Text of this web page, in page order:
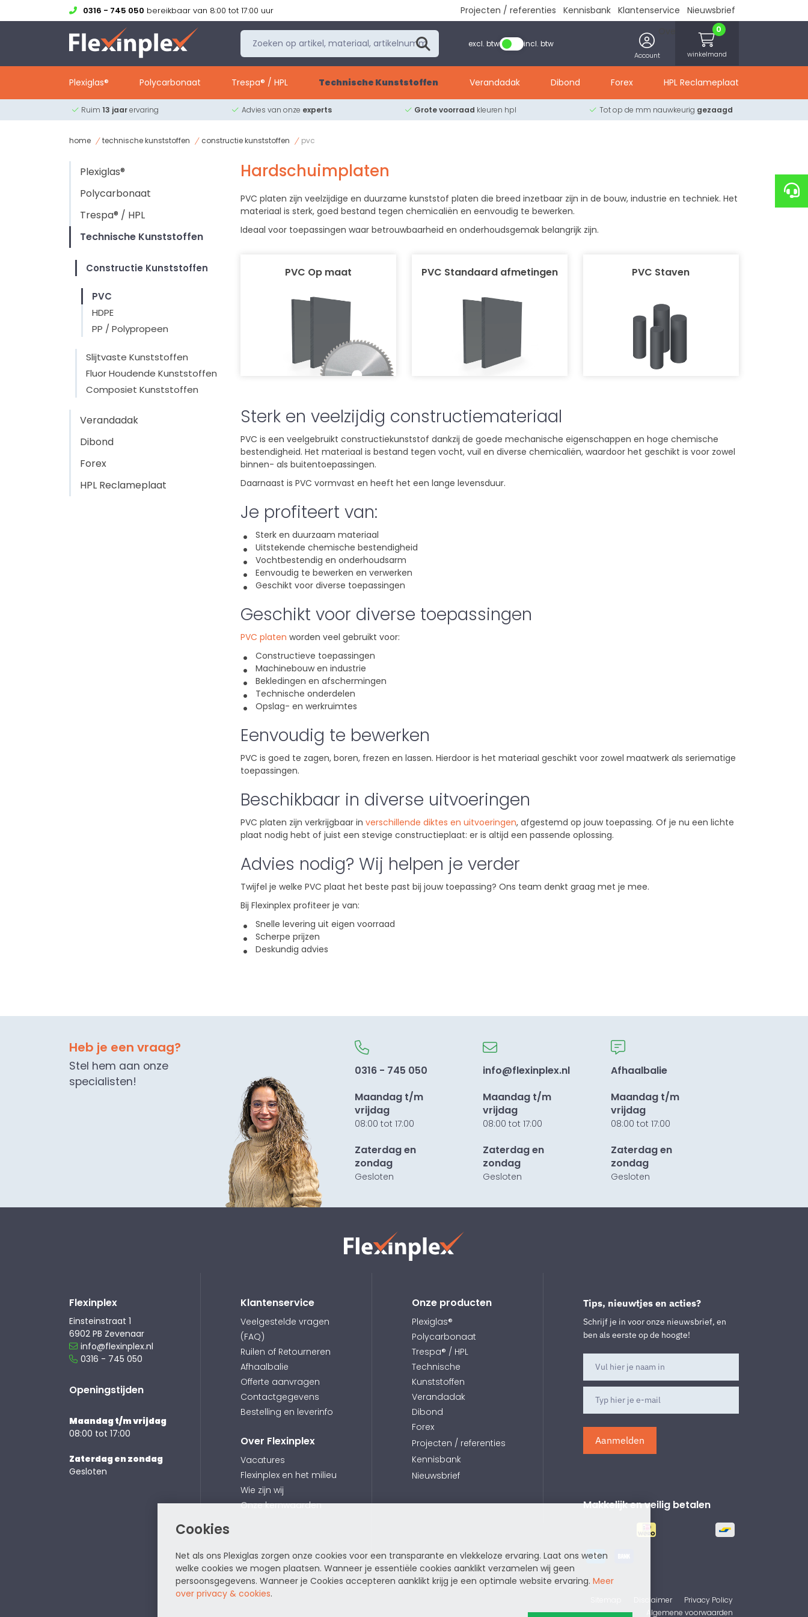
Cookies
Net als ons Plexiglas zorgen onze cookies voor een transparante en vlekkeloze ervaring. Laat ons weten
welke cookies we mogen plaatsen. Wanneer je essentiële cookies aanklikt verzamelen wij geen
persoonsgegevens. Wanneer je Cookies accepteren aanklikt krijg je een optimale website ervaring. Meer
over privacy & cookies.
0316 - 745 050 bereikbaar van 8:00 tot 17:00 uur Projecten / referenties Kennisbank Klantenservice
Nieuwsbrief
Contact
excl. btw incl. btw
0
winkelmand
Account
Plexiglas® Polycarbonaat Trespa® / HPL Technische Kunststoffen Verandadak Dibond Forex HPL Reclameplaat
Ruim13 jaarervaring Advies van onze experts Grote voorraad kleuren hpl Tot op de mm nauwkeurig gezaagd
home technische kunststoffen constructie kunststoffen pvc
Plexiglas®
Polycarbonaat
Trespa® / HPL
Technische Kunststoffen
Constructie Kunststoffen
PVC
HDPE
PP / Polypropeen
Slijtvaste Kunststoffen
Fluor Houdende Kunststoffen
Composiet Kunststoffen
Verandadak
Dibond
Forex
HPL Reclameplaat
Hardschuimplaten
PVC platen zijn veelzijdige en duurzame kunststof platen die breed inzetbaar zijn in de bouw, industrie en techniek. Het
materiaal is sterk, goed bestand tegen chemicaliën en eenvoudig te bewerken.
Ideaal voor toepassingen waar betrouwbaarheid en onderhoudsgemak belangrijk zijn.
PVC Op maat PVC Standaard afmetingen PVC Staven
Sterk en veelzijdig constructiemateriaal
PVC is een veelgebruikt constructiekunststof dankzij de goede mechanische eigenschappen en hoge chemische
bestendigheid. Het materiaal is bestand tegen vocht, vuil en diverse chemicaliën, waardoor het geschikt is voor zowel
binnen- als buitentoepassingen.
Daarnaast is PVC vormvast en heeft het een lange levensduur.
Je profiteert van:
Sterk en duurzaam materiaal
Uitstekende chemische bestendigheid
Vochtbestendig en onderhoudsarm
Eenvoudig te bewerken en verwerken
Geschikt voor diverse toepassingen
Geschikt voor diverse toepassingen
PVC platen worden veel gebruikt voor:
Constructieve toepassingen
Machinebouw en industrie
Bekledingen en afschermingen
Technische onderdelen
Opslag- en werkruimtes
Eenvoudig te bewerken
PVC is goed te zagen, boren, frezen en lassen. Hierdoor is het materiaal geschikt voor zowel maatwerk als seriematige
toepassingen.
Beschikbaar in diverse uitvoeringen
PVC platen zijn verkrijgbaar inverschillende diktes en uitvoeringen, afgestemd op jouw toepassing. Of je nu een lichte
plaat nodig hebt of juist een stevige constructieplaat: er is altijd een passende oplossing.
Advies nodig? Wij helpen je verder
Twijfel je welke PVC plaat het beste past bij jouw toepassing? Ons team denkt graag met je mee.
Bij Flexinplex profiteer je van:
Snelle levering uit eigen voorraad
Scherpe prijzen
Deskundig advies
Heb je een vraag?
Stel hem aan onze
specialisten!
0316 - 745 050
Maandag t/m
vrijdag
08:00 tot 17:00
Zaterdag en
zondag
Gesloten
info@flexinplex.nl
Maandag t/m
vrijdag
08:00 tot 17:00
Zaterdag en
zondag
Gesloten
Afhaalbalie
Maandag t/m
vrijdag
08:00 tot 17:00
Zaterdag en
zondag
Gesloten
Flexinplex
Einsteinstraat 1
6902 PB Zevenaar
info@flexinplex.nl
0316 - 745 050
Openingstijden
Maandag t/m vrijdag
08:00 tot 17:00
Zaterdag en zondag
Gesloten
Klantenservice
Veelgestelde vragen
(FAQ)
Ruilen of Retourneren
Afhaalbalie
Offerte aanvragen
Contactgegevens
Bestelling en leverinfo
Over Flexinplex
Vacatures
Flexinplex en het milieu
Wie zijn wij
Onze kernwaarden
Onze producten
Plexiglas®
Polycarbonaat
Trespa® / HPL
Technische
Kunststoffen
Verandadak
Dibond
Forex
Projecten / referenties
Kennisbank
Nieuwsbrief
Tips, nieuwtjes en acties?
Schrijf je in voor onze nieuwsbrief, en
ben als eerste op de hoogte!
Aanmelden
Makkelijk en veilig betalen
Disclaimer
Privacy Policy
Algemene voorwaarden